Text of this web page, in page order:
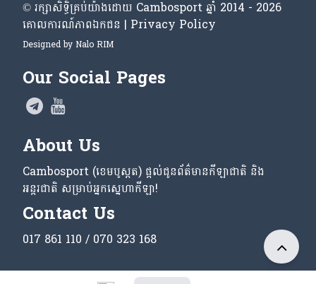
© រក្សា​សិទ្ធិ​គ្រប់​យ៉ាង​ដោយ​ Cambosport ឆ្នាំ 2014 - 2026
គោលការណ៍​ភាព​ឯកជន | Privacy Policy
Designed by Nalo RIM
Our Social Pages
About Us
Cambosport (ខេមបូស្ពត) ផ្តល់ជូនព័ត៌មានកីឡាជាតិ និង
អន្តរជាតិ សម្រាប់អ្នកស្នេហាកីឡា!
Contact Us
017 861 110 / 070 323 168